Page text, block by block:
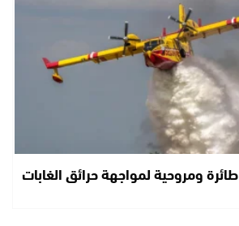
المغرب يحشد 25 طائرة ومروحية لمواجهة حرائق الغابات